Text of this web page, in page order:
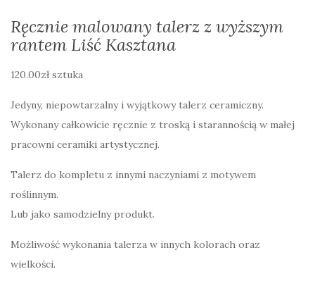
Ręcznie malowany talerz z wyższym
rantem Liść Kasztana
120.00zł sztuka
Jedyny, niepowtarzalny i wyjątkowy talerz ceramiczny.
Wykonany całkowicie ręcznie z troską i starannością w małej
pracowni ceramiki artystycznej.
Talerz do kompletu z innymi naczyniami z motywem
roślinnym.
Lub jako samodzielny produkt.
Możliwość wykonania talerza w innych kolorach oraz
wielkości.